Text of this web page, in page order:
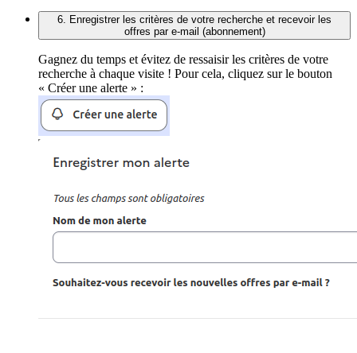
6. Enregistrer les critères de votre recherche et recevoir les
offres par e-mail (abonnement)
Gagnez du temps et évitez de ressaisir les critères de votre
recherche à chaque visite ! Pour cela, cliquez sur le bouton
« Créer une alerte » :